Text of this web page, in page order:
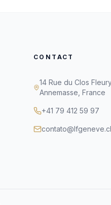
CONTACT
14 Rue du Clos
Annemasse, France
+41 79 412 59 97